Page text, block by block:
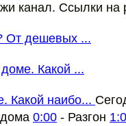
канал. Ссылки на
От дешевых ...
Какой ...
Какой наибо...
0:00 - Разгон